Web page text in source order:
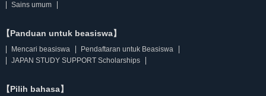
Sains umum
【Panduan untuk beasiswa】
Mencari beasiswa
Pendaftaran untuk Beasiswa
JAPAN STUDY SUPPORT Scholarships
【Pilih bahasa】